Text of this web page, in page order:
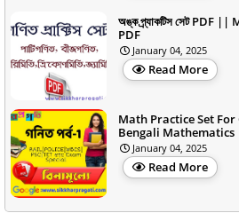
অঙ্ক প্র্যাকটিস সেট
PDF
January 04, 2025
Read More
Math Practice Set
Bengali Mathematics
January 04, 2025
Read More